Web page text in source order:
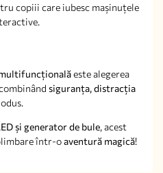
copiii care iubesc mașinuțele
este alegerea
siguranța, distracția
și generator de bule, acest
într-oaventură magică!